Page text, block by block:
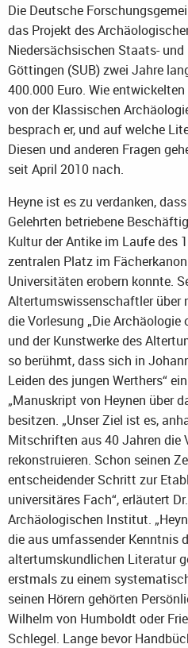
Die Deutsche
das Projekt des
Niedersächsischen Staats-
Göttingen (SUB) zwei Jahre
400.000 Euro. Wie
von der Klassischen
besprach er, und auf welche
Diesen und anderen Fragen
seit April 2010 nach.
Heyne ist es zu verdanken,
Gelehrten betriebene
Kultur der Antike im Laufe des
zentralen Platz im
Universitäten erobern konnte.
Altertumswissenschaftler über
die Vorlesung „Die
und der Kunstwerke des
so berühmt, dass sich in
Leiden des jungen Werthers“
„Manuskript von Heynen über
besitzen. „Unser Ziel ist es,
Mitschriften aus 40 Jahren die
rekonstruieren. Schon seinen
entscheidender Schritt zur
universitäres Fach“, erläutert
Archäologischen Institut.
die aus umfassender Kenntnis
altertumskundlichen Literatur
erstmals zu einem
seinen Hörern gehörten
Wilhelm von Humboldt oder
Schlegel. Lange bevor